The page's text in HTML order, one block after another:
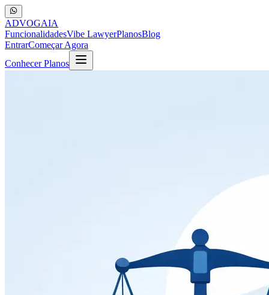
ADVOGAIA
FuncionalidadesVibe LawyerPlanosBlog
EntrarComeçar Agora
Conhecer Planos